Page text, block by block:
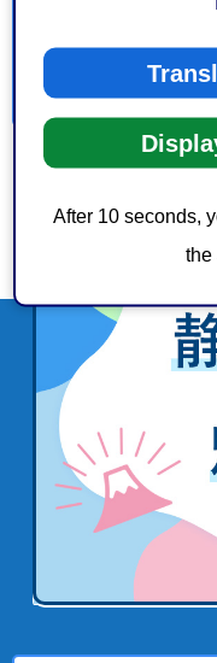
After 10 seconds,
the
3：見つけにくか